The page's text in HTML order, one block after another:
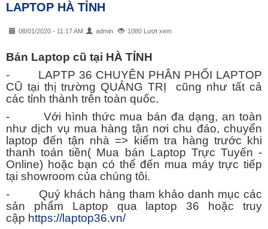
LAPTOP HÀ TỈNH
08/01/2020 - 11:17 AM admin 1080 Lượt xem
Bán Laptop cũ tại HÀ TỈNH
- LAPTP 36 CHUYÊN PHÂN PHỐI LAPTOP
CŨ tại thị trường QUẢNG TRỊ cũng như tất cả
các tỉnh thành trên toàn quốc.
- Với hình thức mua bán đa dạng, an toàn
như dịch vụ mua hàng tận nơi chu đáo, chuyển
laptop đến tận nhà => kiểm tra hàng trước khi
thanh toán tiền( Mua bán Laptop Trực Tuyến -
Online) hoặc bạn có thể đến mua máy trực tiếp
tại showroom của chúng tôi.
- Quý khách hàng tham khảo danh mục các
sản phẩm Laptop qua laptop 36 hoặc truy
cập https://laptop36.vn/